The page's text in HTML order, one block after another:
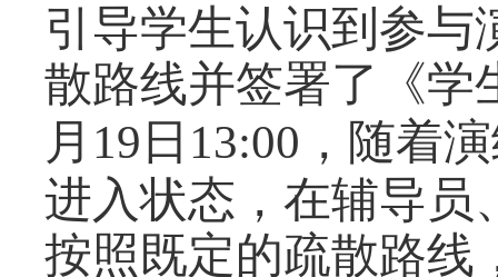
引导学生认识到参与
散路线并签署了《学
月 19 日 13:00 ，随着
进入状态，在辅导员
按照既定的疏散路线